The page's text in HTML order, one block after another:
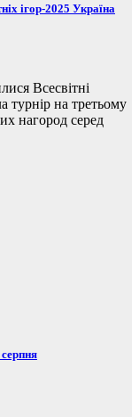
ігор-2025 Україна
Всесвітні
турнір на третьому
нагород серед
серпня